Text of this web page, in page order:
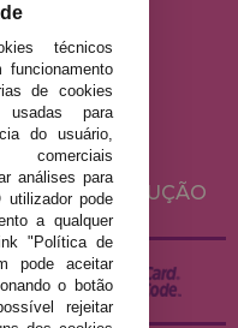
LIVRE RESOLUÇÃO
técnicos
de cookies
para
do usuário,
análises para
utilizador pode
a qualquer
"Política de
pode aceitar
o botão
rejeitar